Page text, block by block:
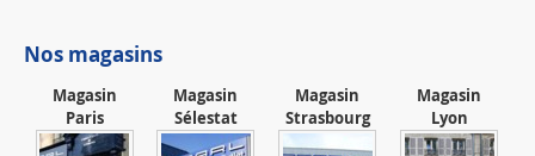
Nos magasins
Magasin
Paris
Magasin
Sélestat
Magasin
Strasbourg
Magasin
Lyon